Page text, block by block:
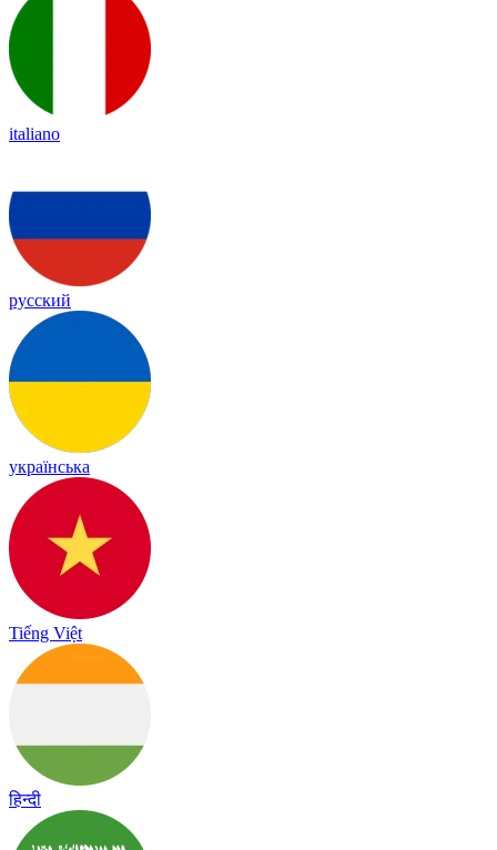
italiano
русский
українська
Tiếng Việt
हिन्दी